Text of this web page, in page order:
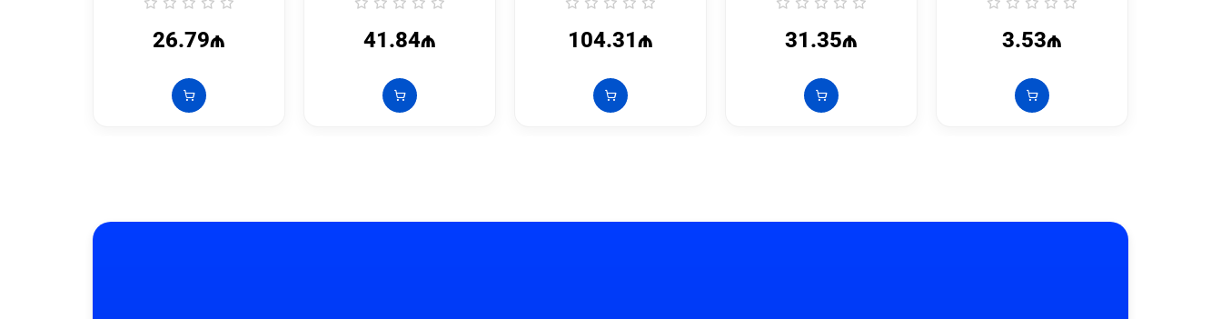
26.79₼ 41.84₼ 104.31₼ 31.35₼ 3.53₼